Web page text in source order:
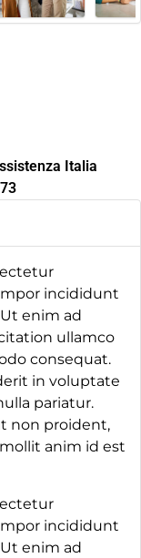
Italia
incididunt
enim ad
ullamco
consequat.
in voluptate
pariatur.
non proident,
anim id est
incididunt
enim ad